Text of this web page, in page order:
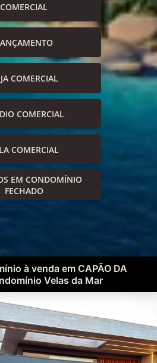
COMERCIAL
COMERCIAL
COMERCIAL
COMERCIAL
EM CONDOMÍNIO
FECHADO
à venda em CAPÃO DA
Velas da Mar